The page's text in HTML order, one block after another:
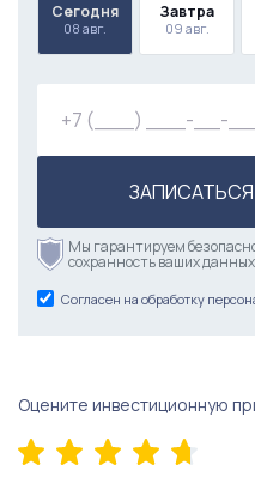
Сегодня
08 авг.
Завтра
09 авг.
Мы гарантируем
сохранность ваших данных
Согласен на обработку
Оцените инвестиционную